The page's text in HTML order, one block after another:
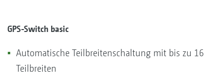
GPS-Switch basic
Automatische Teilbreitenschaltung mit bis zu 16
Teilbreiten